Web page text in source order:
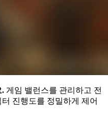
. 게임 밸런스를 관리하고 전
진행도를 정밀하게 제어